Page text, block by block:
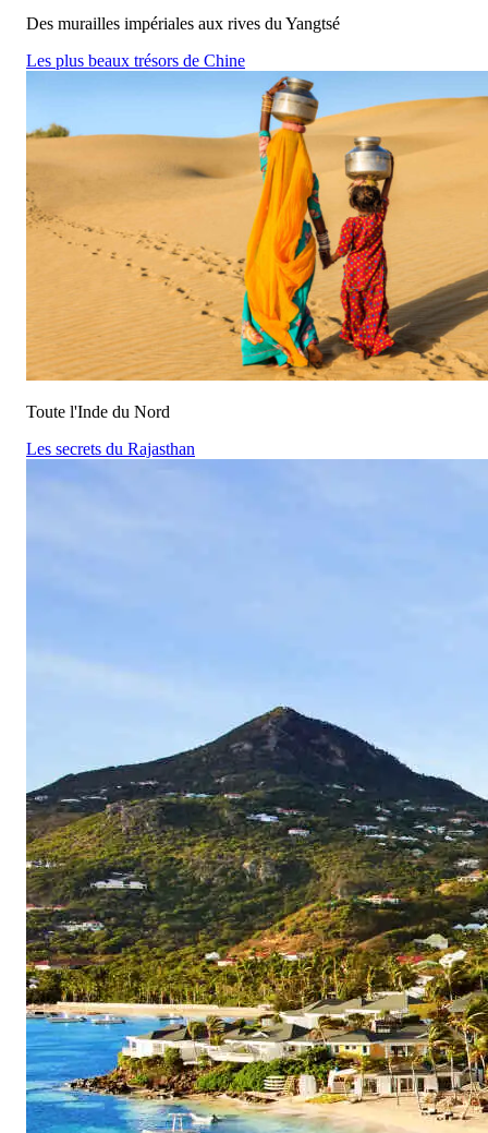
Des murailles impériales aux rives du Yangtsé
Les plus beaux trésors de Chine
Toute l'Inde du Nord
Les secrets du Rajasthan